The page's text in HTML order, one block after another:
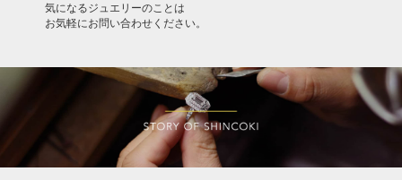
気になるジュエリーのことは
お気軽にお問い合わせください。